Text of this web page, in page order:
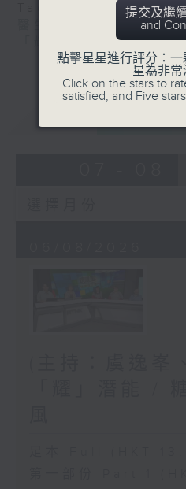
健康人物專訪,
糖尿眼與眼
醫學會會
提交及繼
and
點擊星星進行評分：
星為非常
Click on the stars to
satisfied, and Five